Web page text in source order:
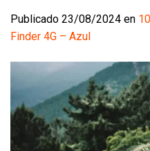
Publicado 23/08/2024 en
Finder 4G – Azul